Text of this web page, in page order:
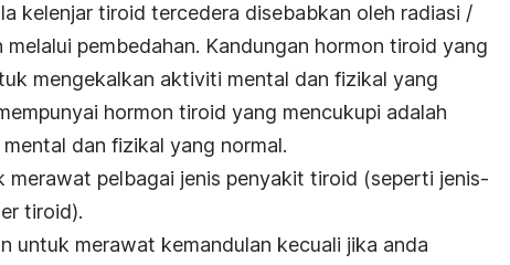
kelenjar tiroid tercedera disebabkan oleh radiasi /
pembedahan. Kandungan hormon tiroid yang
mengekalkan aktiviti mental dan fizikal yang
hormon tiroid yang mencukupi adalah
dan fizikal yang normal.
merawat pelbagai jenis penyakit tiroid (seperti jenis-
tiroid).
untuk merawat kemandulan kecuali jika anda